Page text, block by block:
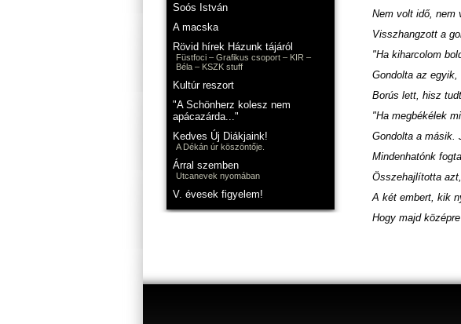
Soós István
A macska
Rövid hírek Házunk tájáról
Füstfoci – Grafikus csoport – KIR –
Béla – KSZK stuff
Kultúr reszort
"A Schönherz kolesz nem
apácazárda..."
Kedves Új Diákjaink!
A Dékán úr köszöntője.
Árral szemben
Utcanevek nyomában
V. évesek figyelem!
Nem volt idő, nem
Visszhangzott a
"Ha kiharcolom
Gondolta az
Borús lett, hisz
"Ha megbékélek
Gondolta a másik.
Mindenhatónk
Összehajlította
A két embert, kik
Hogy majd